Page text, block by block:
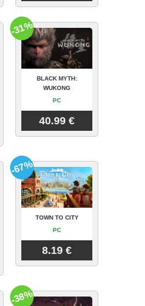
BLACK MYTH:
WUKONG
PC
40.99 €
-31%
TOWN TO CITY
PC
8.19 €
-67%
-38%